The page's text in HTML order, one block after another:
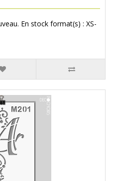
En stock format(s) : XS-